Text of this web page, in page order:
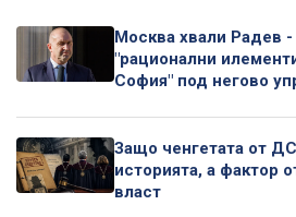
Москва хвали Радев
"рационални
София" под негово
Защо ченгетата от
историята, а фактор
власт